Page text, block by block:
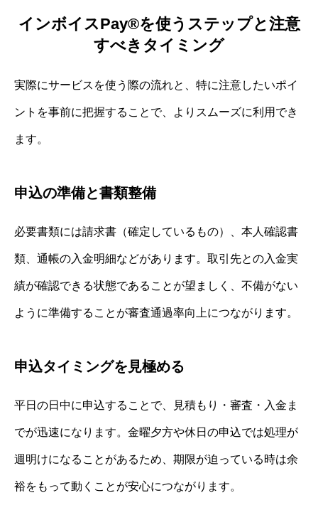
インボイスPay®を使うステップと注意
すべきタイミング
実際にサービスを使う際の流れと、特に注意したいポイ
ントを事前に把握することで、よりスムーズに利用でき
ます。
申込の準備と書類整備
必要書類には請求書（確定しているもの）、本人確認書
類、通帳の入金明細などがあります。取引先との入金実
績が確認できる状態であることが望ましく、不備がない
ように準備することが審査通過率向上につながります。
申込タイミングを見極める
平日の日中に申込することで、見積もり・審査・入金ま
でが迅速になります。金曜夕方や休日の申込では処理が
週明けになることがあるため、期限が迫っている時は余
裕をもって動くことが安心につながります。